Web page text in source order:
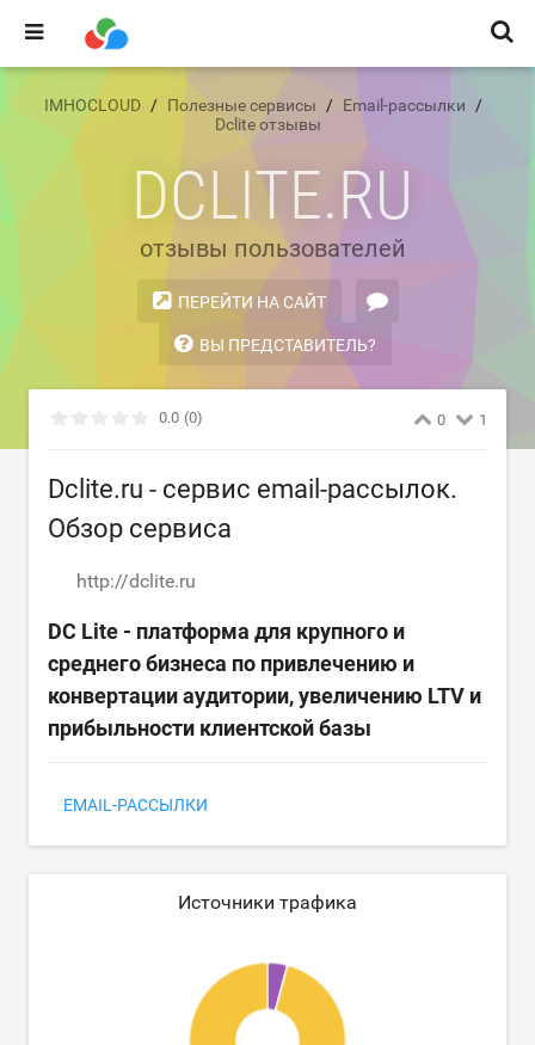
IMHOCLOUD Полезные сервисы
Email-рассылки
Dclite отзывы
DCLITE.RU
отзывы пользователей
ПЕРЕЙТИ НА САЙТ
ВЫ ПРЕДСТАВИТЕЛЬ?
0.0 (0) 0 1
Dclite.ru - сервис email-рассылок.
Обзор сервиса
http://dclite.ru
DC Lite - платформа для крупного и
среднего бизнеса по привлечению и
конвертации аудитории, увеличению LTV и
прибыльности клиентской базы
EMAIL-РАССЫЛКИ
Источники трафика